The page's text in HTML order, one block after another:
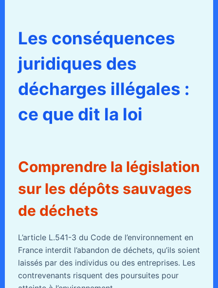
Les conséquences
juridiques des
décharges illégales :
ce que dit la loi
Comprendre la législation
sur les dépôts sauvages
de déchets
L’article L.541-3 du Code de l’environnement en
France interdit l’abandon de déchets, qu’ils soient
laissés par des individus ou des entreprises. Les
contrevenants risquent des poursuites pour